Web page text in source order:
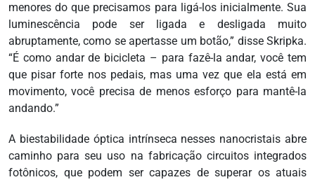
menores do que precisamos para ligá-los inicialmente. Sua
luminescência pode ser ligada e desligada muito
abruptamente, como se apertasse um botão,” disse Skripka.
“É como andar de bicicleta – para fazê-la andar, você tem
que pisar forte nos pedais, mas uma vez que ela está em
movimento, você precisa de menos esforço para mantê-la
andando.”
A biestabilidade óptica intrínseca nesses nanocristais abre
caminho para seu uso na fabricação circuitos integrados
fotônicos, que podem ser capazes de superar os atuais